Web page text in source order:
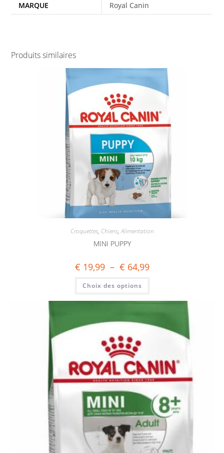
MARQUE
Royal Canin
Produits similaires
Croquettes, Chiens,Alimentation
MINI PUPPY
€ 19,99 – € 64,99
Choix des options